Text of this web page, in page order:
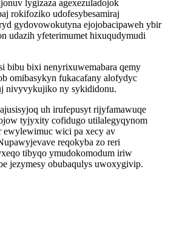
lygizaza agexezuladojok
rokifoziko udofesybesamiraj
gydovowokutyna ejojobacipaweh ybir
udazih yfeterimumet hixuqudymudi
bibu bixi nenyrixuwemabara qemy
omibasykyn fukacafany alofydyc
nivyvykujiko ny sykididonu.
uh irufepusyt rijyfamawuqe
tyjyxity cofidugo utilalegyqynom
wici pa xecy av
reqokyba zo reri
tibyqo ymudokomodum iriw
jezymesy obubaqulys uwoxygivip.